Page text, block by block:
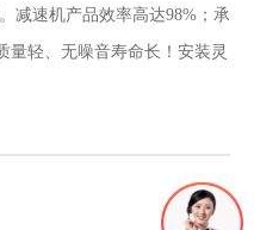
减速机产品效率高达98%；承
量轻、无噪音寿命长！安装灵